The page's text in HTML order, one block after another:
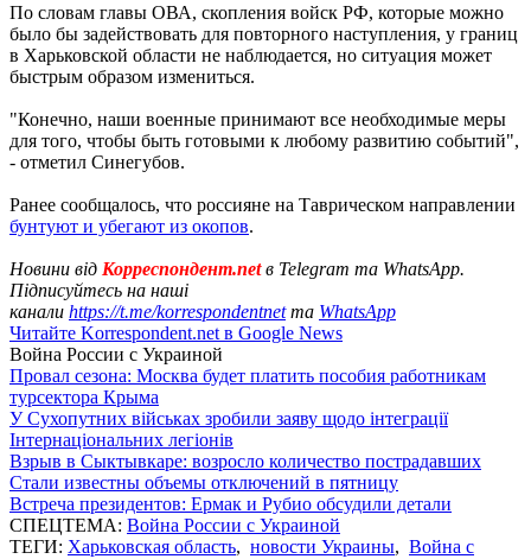
По словам главы ОВА, скопления войск РФ, которые можно
было бы задействовать для повторного наступления, у границ
в Харьковской области не наблюдается, но ситуация может
быстрым образом измениться.
"Конечно, наши военные принимают все необходимые меры
для того, чтобы быть готовыми к любому развитию событий",
- отметил Синегубов.
Ранее сообщалось, что россияне на Таврическом направлении
бунтуют и убегают из окопов.
Новини від Корреспондент.netв Telegram та WhatsApp.
Підписуйтесь на наші
канали https://t.me/korrespondentnetта WhatsApp
Читайте Korrespondent.net в Google News
Война России с Украиной
Провал сезона: Москва будет платить пособия работникам
турсектора Крыма
У Сухопутних військах зробили заяву щодо інтеграції
Інтернаціональних легіонів
Взрыв в Сыктывкаре: возросло количество пострадавших
Стали известны объемы отключений в пятницу
Встреча президентов: Ермак и Рубио обсудили детали
СПЕЦТЕМА: Война России с Украиной
ТЕГИ: Харьковская область, новости Украины, Война с